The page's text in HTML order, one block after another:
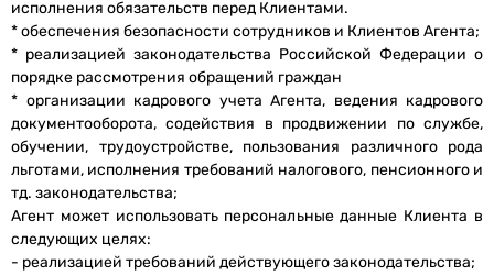
исполнения обязательств перед Клиентами.
* обеспечения безопасности сотрудников и Клиентов Агента;
* реализацией законодательства Российской Федерации о
порядке рассмотрения обращений граждан
* организации кадрового учета Агента, ведения кадрового
документооборота, содействия в продвижении по службе,
обучении, трудоустройстве, пользования различного рода
льготами, исполнения требований налогового, пенсионного и
тд. законодательства;
Агент может использовать персональные данные Клиента в
следующих целях:
- реализацией требований действующего законодательства;